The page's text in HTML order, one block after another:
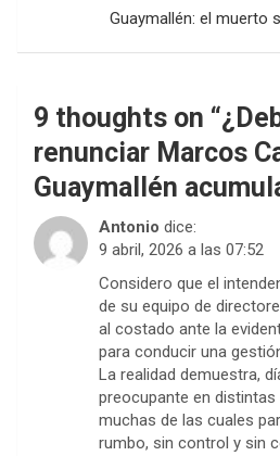
Guaymallén: el muerto
9 thoughts on “
renunciar Marcos
Guaymallén
Antonio dice:
9 abril, 2026 a las 07:52
Considero que el
de su equipo de
al costado ante la
para conducir una
La realidad demuestra,
preocupante en distintas
muchas de las cuales
rumbo, sin control y sin